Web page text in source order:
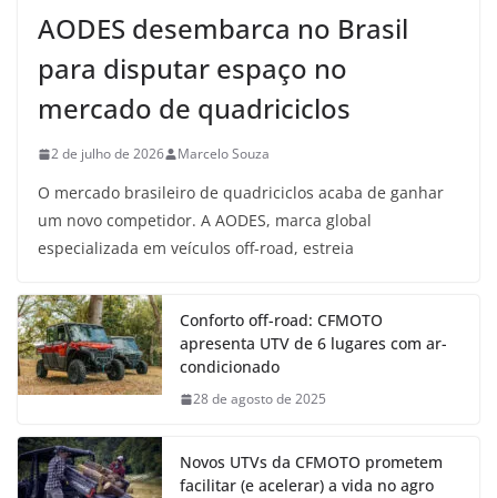
AODES desembarca no Brasil
para disputar espaço no
mercado de quadriciclos
2 de julho de 2026 Marcelo Souza
O mercado brasileiro de quadriciclos acaba de ganhar
um novo competidor. A AODES, marca global
especializada em veículos off-road, estreia
Conforto off-road: CFMOTO
apresenta UTV de 6 lugares com ar-
condicionado
28 de agosto de 2025
Novos UTVs da CFMOTO prometem
facilitar (e acelerar) a vida no agro